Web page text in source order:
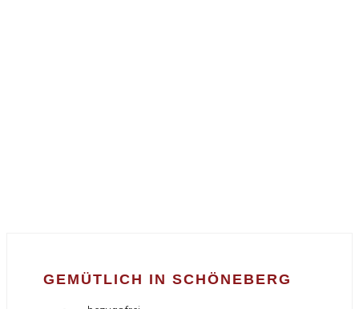
GEMÜTLICH IN SCHÖNEBERG